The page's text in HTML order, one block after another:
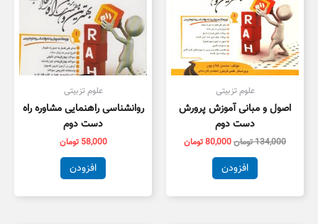
علوم تزبیتی
اصول و مبانی آموزش پرورش
دست دوم
134,000تومان80,000تومان
افزودن
علوم تزبیتی
روانشناسی راهنمایی مشاوره راه
دست دوم
58,000 تومان
افزودن